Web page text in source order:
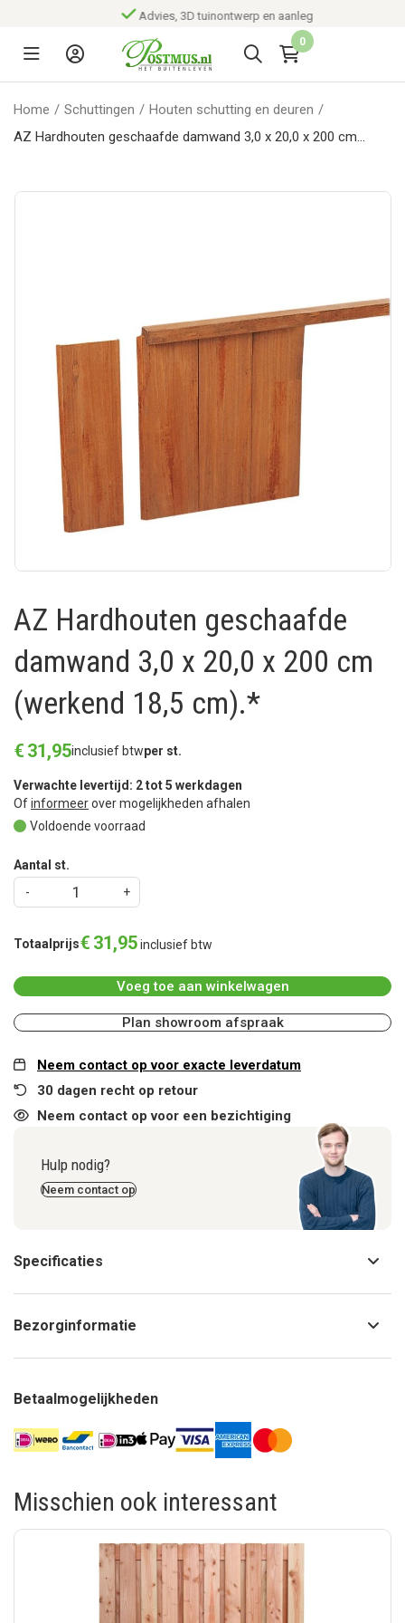
Advies, 3D tuinontwerp en aanleg
0
Home / Schuttingen / Houten schutting en deuren /
AZ Hardhouten geschaafde damwand 3,0 x 20,0 x 200 cm
AZ Hardhouten geschaafde
damwand 3,0 x 20,0 x 200 cm
(werkend 18,5 cm).*
€ 31,95inclusief btwper st.
Verwachte levertijd: 2 tot 5 werkdagen
Ofinformeerover mogelijkheden afhalen
Voldoende voorraad
Aantal st.
Totaalprijs€ 31,95inclusief btw
Voeg toe aan winkelwagen
Plan showroom afspraak
Neem contact op voor exacte leverdatum
30 dagen recht op retour
Neem contact op voor een bezichtiging
Hulp nodig?
Neem contact op
Specificaties
Bezorginformatie
Betaalmogelijkheden
Misschien ook interessant